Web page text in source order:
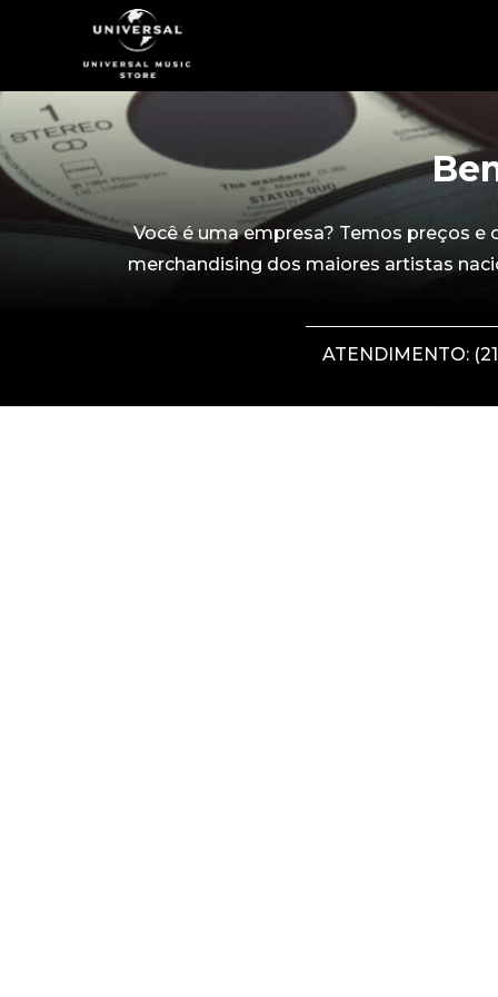
Você é uma empresa? Temos preços
merchandising dos maiores artistas
ATENDIMENTO: